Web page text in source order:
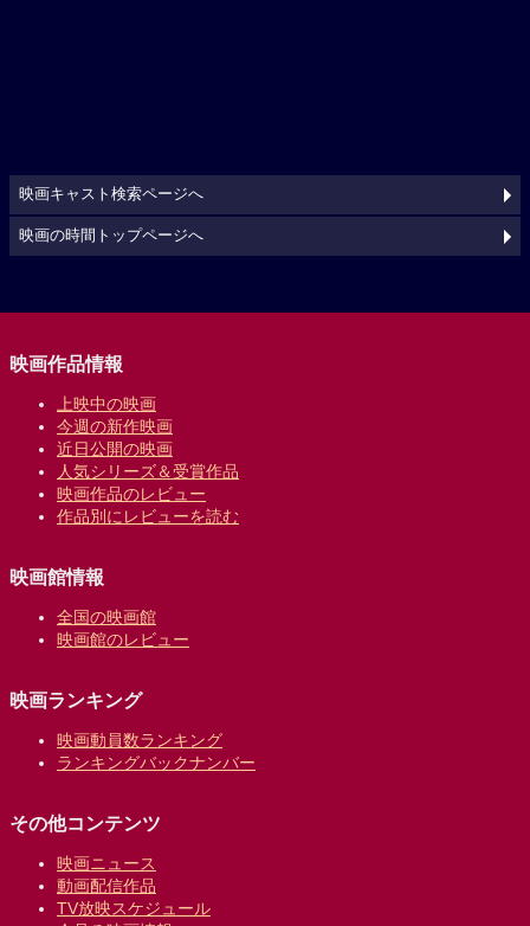
映画キャスト検索ページへ
映画の時間トップページへ
映画作品情報
上映中の映画
今週の新作映画
近日公開の映画
人気シリーズ＆受賞作品
映画作品のレビュー
作品別にレビューを読む
映画館情報
全国の映画館
映画館のレビュー
映画ランキング
映画動員数ランキング
ランキングバックナンバー
その他コンテンツ
映画ニュース
動画配信作品
TV放映スケジュール